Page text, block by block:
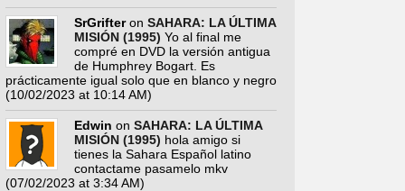
SrGrifteron SAHARA: LA ÚLTIMA
MISIÓN (1995) Yo al final me
compré en DVD la versión antigua
de Humphrey Bogart. Es
prácticamente igual solo que en blanco y negro
(10/02/2023 at 10:14 AM)
Edwin on SAHARA: LA ÚLTIMA
MISIÓN (1995) hola amigo si
tienes la Sahara Español latino
contactame pasamelo mkv
(07/02/2023 at 3:34 AM)